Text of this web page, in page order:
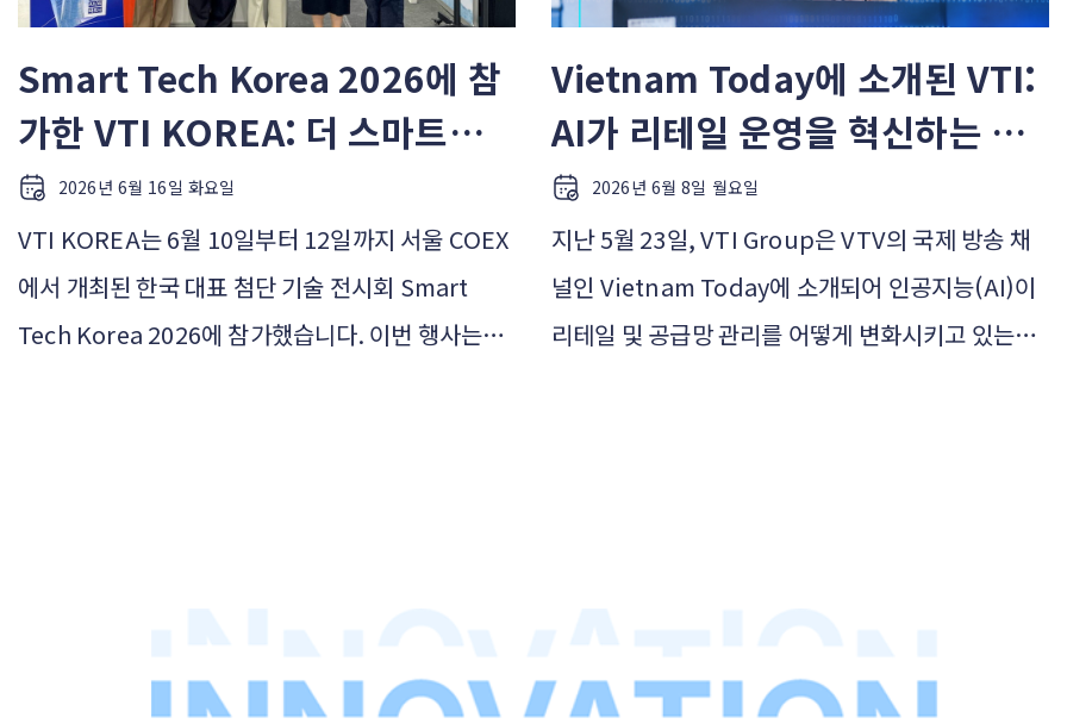
Smart Tech Korea 2026에 참
가한 VTI KOREA: 더 스마트한
비즈니스 운영을 위한 엔드투엔드
IT 솔루션 소개
2026년 6월 16일 화요일
VTI KOREA는 6월 10일부터 12일까지 서울 COEX
에서 개최된 한국 대표 첨단 기술 전시회 Smart
Tech Korea 2026에 참가했습니다. 이번 행사는
Vietnam Today에 소개된 VTI:
AI가 리테일 운영을 혁신하는 방
식 2026년 6월 8일 월요일
지난 5월 23일, VTI Group은 VTV의 국제 방송 채
널인 Vietnam Today에 소개되어 인공지능(AI)이
리테일 및 공급망 관리를 어떻게 변화시키고 있는지